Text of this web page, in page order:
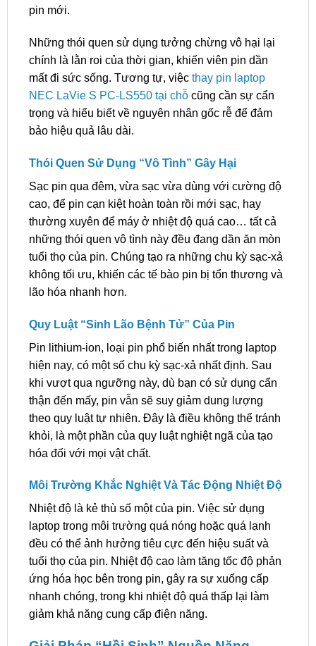
pin mới.
Những thói quen sử dụng tưởng chừng vô hại lại
chính là lằn roi của thời gian, khiến viên pin dần
mất đi sức sống. Tương tự, việc thay pin laptop
NEC LaVie S PC-LS550 tại chỗcũng cần sự cẩn
trọng và hiểu biết về nguyên nhân gốc rễ để đảm
bảo hiệu quả lâu dài.
Thói Quen Sử Dụng “Vô Tình” Gây Hại
Sạc pin qua đêm, vừa sạc vừa dùng với cường độ
cao, để pin cạn kiệt hoàn toàn rồi mới sạc, hay
thường xuyên để máy ở nhiệt độ quá cao… tất cả
những thói quen vô tình này đều đang dần ăn mòn
tuổi thọ của pin. Chúng tạo ra những chu kỳ sạc-xả
không tối ưu, khiến các tế bào pin bị tổn thương và
lão hóa nhanh hơn.
Quy Luật “Sinh Lão Bệnh Tử” Của Pin
Pin lithium-ion, loại pin phổ biến nhất trong laptop
hiện nay, có một số chu kỳ sạc-xả nhất định. Sau
khi vượt qua ngưỡng này, dù bạn có sử dụng cẩn
thận đến mấy, pin vẫn sẽ suy giảm dung lượng
theo quy luật tự nhiên. Đây là điều không thể tránh
khỏi, là một phần của quy luật nghiệt ngã của tạo
hóa đối với mọi vật chất.
Môi Trường Khắc Nghiệt Và Tác Động Nhiệt Độ
Nhiệt độ là kẻ thù số một của pin. Việc sử dụng
laptop trong môi trường quá nóng hoặc quá lạnh
đều có thể ảnh hưởng tiêu cực đến hiệu suất và
tuổi thọ của pin. Nhiệt độ cao làm tăng tốc độ phản
ứng hóa học bên trong pin, gây ra sự xuống cấp
nhanh chóng, trong khi nhiệt độ quá thấp lại làm
giảm khả năng cung cấp điện năng.